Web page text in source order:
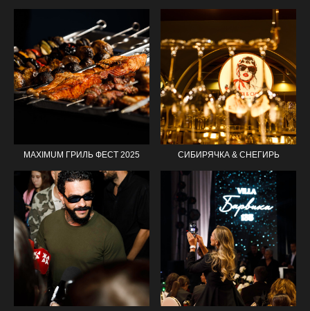
MAXIMUM ГРИЛЬ ФЕСТ 2025 СИБИРЯЧКА & СНЕГИРЬ